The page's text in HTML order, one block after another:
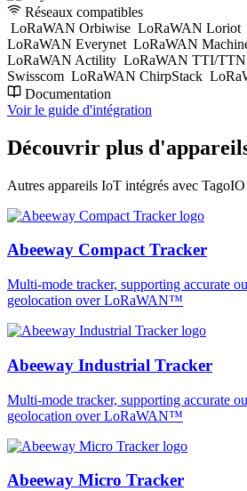
Réseaux compatibles
LoRaWAN Orbiwise LoRaWAN Loriot
LoRaWAN Everynet LoRaWAN
LoRaWAN Actility LoRaWAN TTI/
Swisscom LoRaWAN ChirpStack
Documentation
Voir le guide d'intégration
Découvrir plus
Autres appareils IoT intégrés avec TagoIO
Abeeway Compact Tracker
Multi-mode tracker, supporting accurate
geolocation over LoRaWAN™
Abeeway Industrial Tracker
Multi-mode tracker, supporting accurate
geolocation over LoRaWAN™
Abeeway Micro Tracker